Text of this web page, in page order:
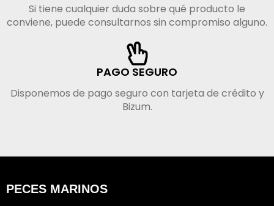
Si tiene cualquier duda sobre qué producto le
conviene, puede consultarnos sin compromiso alguno.
PAGO SEGURO
Disponemos de pago seguro con tarjeta de crédito y
Bizum.
PECES MARINOS